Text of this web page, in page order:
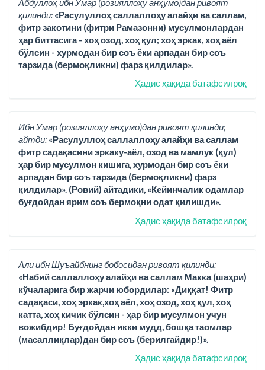
қилинди: «Расулуллоҳ саллаллоҳу алайҳи ва саллам,
фитр закотини (фитри Рамазонни) мусулмонлардан
ҳар биттасига - хоҳ озод, хоҳ қул; хоҳ эркак, хоҳ аёл
бўлсин - хурмодан бир соъ ёки арпадан бир соъ
тарзида (бермоқликни) фарз қилдилар».
Ҳадис ҳақида батафсилроқ
Ибн Умар (розияллоҳу анҳумо)дан ривоят қилинди;
айтди: «Расулуллоҳ саллаллоҳу алайҳи ва саллам
фитр садақасини эркаку-аёл, озод ва мамлук (қул)
ҳар бир мусулмон кишига, хурмодан бир соъ ёки
арпадан бир соъ тарзида (бермоқликни) фарз
қилдилар». (Ровий) айтадики, «Кейинчалик одамлар
буғдойдан ярим соъ бермоқни одат қилишди».
Ҳадис ҳақида батафсилроқ
Али ибн Шуъайбнинг бобосидан ривоят қилинди;
«Набий саллаллоҳу алайҳи ва саллам Макка (шаҳри)
кўчаларига бир жарчи юбордилар: «Диққат! Фитр
садақаси, хоҳ эркак,хоҳ аёл, хоҳ озод, хоҳ қул, хоҳ
катта, хоҳ кичик бўлсин - ҳар бир мусулмон учун
вожибдир! Буғдойдан икки мудд, бошқа таомлар
(масаллиқлар)дан бир соъ (берилгайдир!)».
Ҳадис ҳақида батафсилроқ